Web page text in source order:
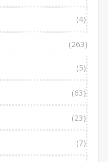
(4)
(263)
(5)
(63)
(23)
(7)